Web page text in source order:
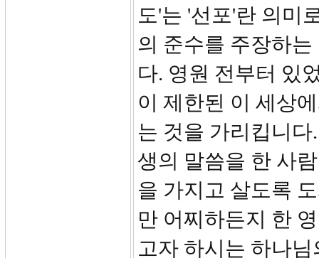
도'는 '선포'란 의미
의 준수를 주장하
다. 영원 전부터 있
이 제한된 이 세상
는 것을 가리킵니
생의 말씀을 한 사
을 가지고 살도록
만 어찌하든지 한
고자 하시는 하나